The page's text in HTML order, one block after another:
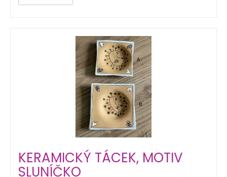
KERAMICKÝ TÁCEK, MOTIV
SLUNÍČKO